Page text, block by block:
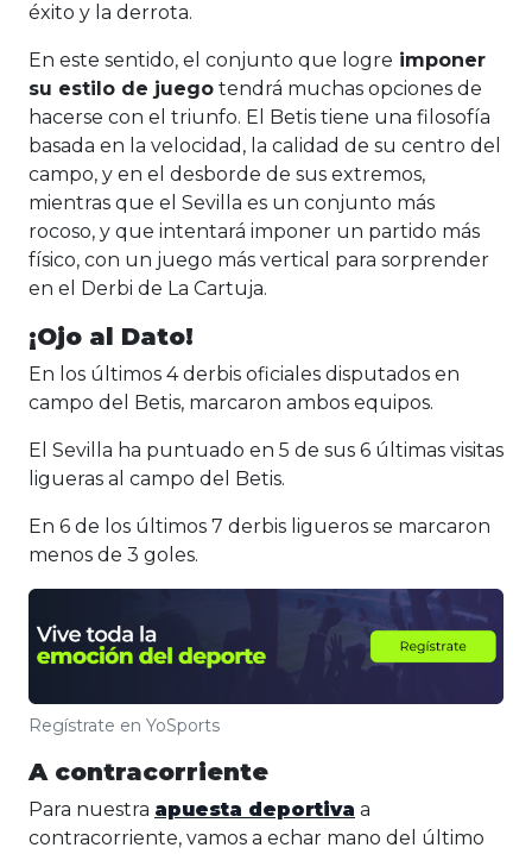
éxito y la derrota.
En este sentido, el conjunto que logre imponer
su estilo de juego tendrá muchas opciones de
hacerse con el triunfo. El Betis tiene una filosofía
basada en la velocidad, la calidad de su centro del
campo, y en el desborde de sus extremos,
mientras que el Sevilla es un conjunto más
rocoso, y que intentará imponer un partido más
físico, con un juego más vertical para sorprender
en el Derbi de La Cartuja.
¡Ojo al Dato!
En los últimos 4 derbis oficiales disputados en
campo del Betis, marcaron ambos equipos.
El Sevilla ha puntuado en 5 de sus 6 últimas visitas
ligueras al campo del Betis.
En 6 de los últimos 7 derbis ligueros se marcaron
menos de 3 goles.
Regístrate en YoSports
A contracorriente
Para nuestra apuesta deportiva a
contracorriente, vamos a echar mano del último